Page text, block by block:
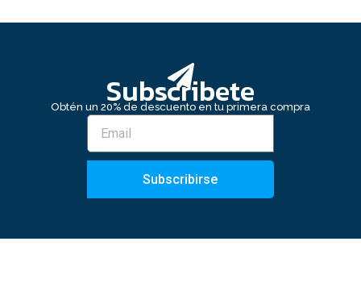
Subscribete
Obtén un 20% de descuento en tu primera compra
Subscribirse